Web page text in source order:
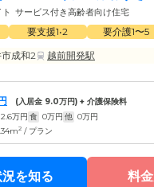
サービス付き高齢者向け住宅
要支援1•2 要介護1〜5
成和2
越前開発駅
(入居金 9.0万円) + 介護保険料
2.6万円 食 0万円 他 0万円
2 / プラン
を知る 料